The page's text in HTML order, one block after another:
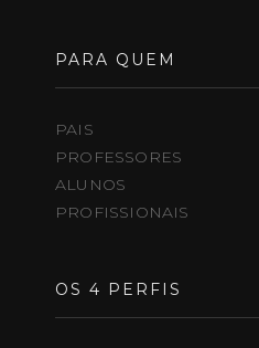
PARA QUEM
PAIS
PROFESSORES
ALUNOS
PROFISSIONAIS
OS 4 PERFIS